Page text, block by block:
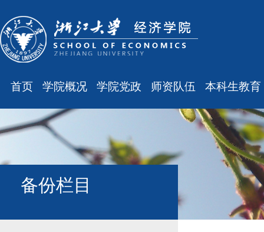
首页 学院概况
学院简介
现任领导
组织结构
学科设置
学院党政
会议通知
会议纪要
工会之声
师资队伍
最新消息
职称晋升
人事培训
博士后管理
本科生教育
最新消息
规章制度
课表、校历
主修专业确认
学籍管理
教学与教务
备份栏目